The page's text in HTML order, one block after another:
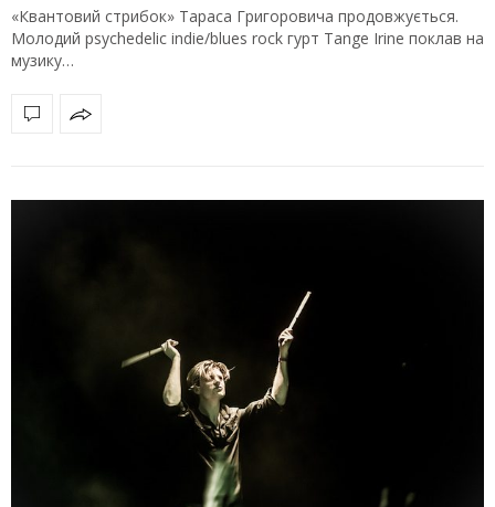
«Квантовий стрибок» Тараса Григоровича продовжується.
Молодий psychedelic indie/blues rock гурт Tange Irine поклав на
музику…